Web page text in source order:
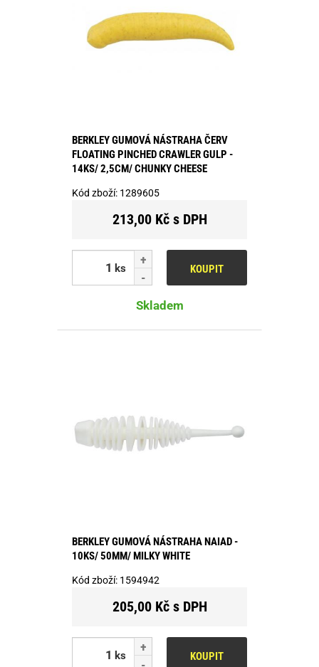
BERKLEY GUMOVÁ NÁSTRAHA ČERV
FLOATING PINCHED CRAWLER GULP -
14KS/ 2,5CM/ CHUNKY CHEESE
Kód zboží: 1289605
213,00 Kč s DPH
ks KOUPIT
Skladem
BERKLEY GUMOVÁ NÁSTRAHA NAIAD -
10KS/ 50MM/ MILKY WHITE
Kód zboží: 1594942
205,00 Kč s DPH
ks KOUPIT